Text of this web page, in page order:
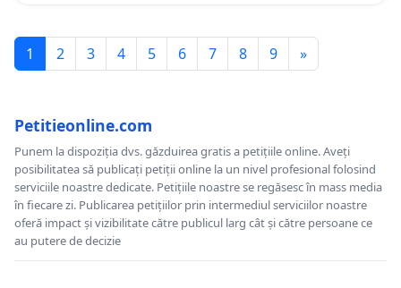
1 2 3 4 5 6 7 8 9 »
Petitieonline.com
Punem la dispoziția dvs. găzduirea gratis a petițiile online. Aveți
posibilitatea să publicați petiții online la un nivel profesional folosind
serviciile noastre dedicate. Petițiile noastre se regăsesc în mass media
în fiecare zi. Publicarea petițiilor prin intermediul serviciilor noastre
oferă impact și vizibilitate către publicul larg cât și către persoane ce
au putere de decizie